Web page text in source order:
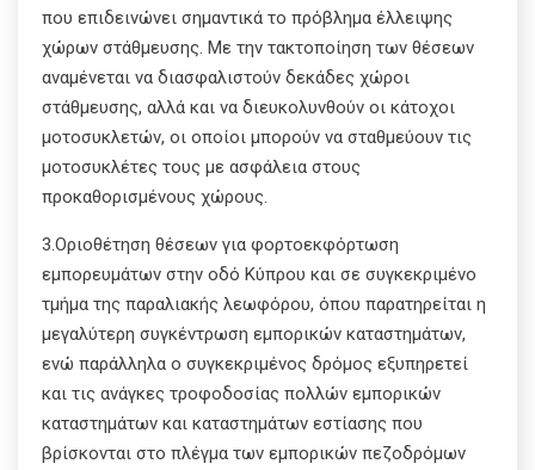
που επιδεινώνει σημαντικά το πρόβλημα έλλειψης
χώρων στάθμευσης. Με την τακτοποίηση των θέσεων
αναμένεται να διασφαλιστούν δεκάδες χώροι
στάθμευσης, αλλά και να διευκολυνθούν οι κάτοχοι
μοτοσυκλετών, οι οποίοι μπορούν να σταθμεύουν τις
μοτοσυκλέτες τους με ασφάλεια στους
προκαθορισμένους χώρους.
3.Οριοθέτηση θέσεων για φορτοεκφόρτωση
εμπορευμάτων στην οδό Κύπρου και σε συγκεκριμένο
τμήμα της παραλιακής λεωφόρου, όπου παρατηρείται η
μεγαλύτερη συγκέντρωση εμπορικών καταστημάτων,
ενώ παράλληλα ο συγκεκριμένος δρόμος εξυπηρετεί
και τις ανάγκες τροφοδοσίας πολλών εμπορικών
καταστημάτων και καταστημάτων εστίασης που
βρίσκονται στο πλέγμα των εμπορικών πεζοδρόμων